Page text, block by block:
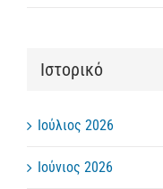
Ιστορικό
Ιούλιος 2026
Ιούνιος 2026